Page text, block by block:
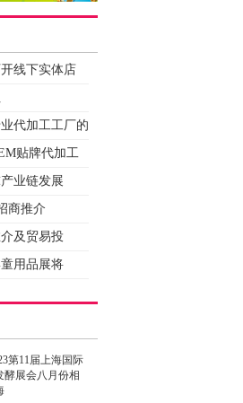
线下实体店
代加工工厂的
贴牌代加工
业链发展
商推介
及贸易投
童用品展将